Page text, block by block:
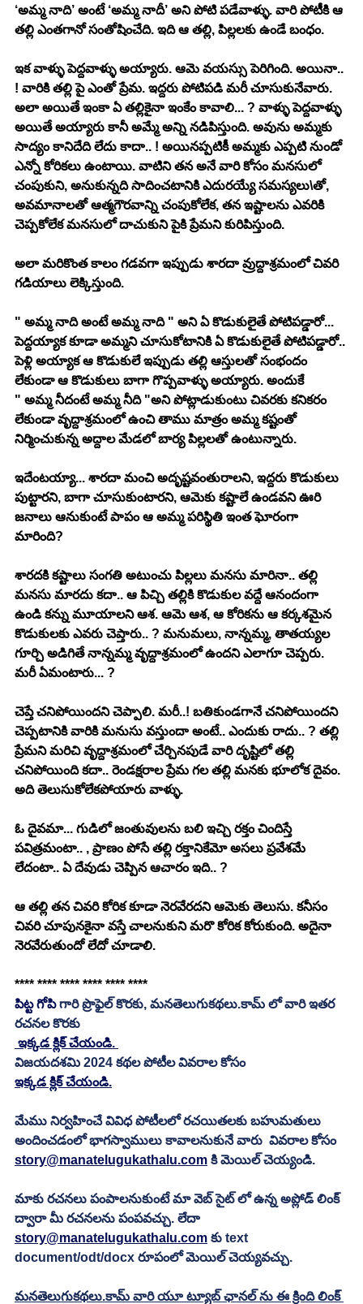
‘అమ్మ నాది’ అంటే ‘అమ్మ నాదీ’ అని పోటి పడేవాళ్ళు. వారి పోటీకి ఆ
తల్లి ఎంతగానో సంతోషించేది. ఇది ఆ తల్లి, పిల్లలకు ఉండే బంధం.
ఇక వాళ్ళు పెద్దవాళ్ళు అయ్యారు. ఆమె వయస్సు పెరిగింది. అయినా..
! వారికి తల్లి పై ఎంతో ప్రేమ. ఇద్దరు పోటిపడి మరీ చూసుకునేవారు.
అలా అయితే ఇంకా ఏ తల్లికైనా ఇంకేం కావాలి... ? వాళ్ళు పెద్దవాళ్ళు
అయితే అయ్యారు కానీ అమ్మే అన్ని నడిపిస్తుంది. అవును అమ్మకు
సాద్యం కానిదేది లేదు కాదా.. ! అయినప్పటికీ అమ్మకు ఎప్పటి నుండో
ఎన్నో కోరికలు ఉంటాయి. వాటిని తన అనే వారి కోసం మనసులో
చంపుకుని, అనుకున్నది సాదించటానికి ఎదురయ్యే సమస్యలు\తో,
అవమానాలతో ఆత్మగౌరవాన్ని చంపుకోలేక, తన ఇష్టాలను ఎవరికి
చెప్పకోలేక మనసులో దాచుకుని పైకి ప్రేమని కురిపిస్తుంది.
అలా మరికొంత కాలం గడవగా ఇప్పుడు శారదా వ్రుద్దాశ్రమంలో చివరి
గడియాలు లెక్కిస్తుంది.
" అమ్మ నాది అంటే అమ్మ నాది " అని ఏ కొడుకులైతే పోటిపడ్డారో...
పెద్దయ్యాక కూడా అమ్మని చూసుకోటానికి ఏ కొడుకులైతే పోటిపడ్డారో..
పెళ్లి అయ్యాక ఆ కొడుకులే ఇప్పుడు తల్లి ఆస్తులతో సంభందం
లేకుండా ఆ కొడుకులు బాగా గొప్పవాళ్ళు అయ్యారు. అందుకే
" అమ్మ నీదంటే అమ్మ నీది "అని పోట్లాడుకుంటు చివరకు కనికరం
లేకుండా వృద్దాశ్రమంలో ఉంచి తాము మాత్రం అమ్మ కష్టంతో
నిర్మించుకున్న అద్దాల మేడలో బార్య పిల్లలతో ఉంటున్నారు.
ఇదేంటయ్యా... శారదా మంచి అదృష్టవంతురాలని, ఇద్దరు కొడుకులు
పుట్టారని, బాగా చూసుకుంటారని, ఆమెకు కష్టాలే ఉండవని ఊరి
జనాలు ఆనుకుంటే పాపం ఆ అమ్మ పరిస్థితి ఇంత ఘోరంగా
మారింది?
శారదకి కష్టాలు సంగతి అటుంచు పిల్లలు మనసు మారినా.. తల్లి
మనసు మారదు కదా.. ఆ పిచ్చి తల్లికి కొడుకుల వద్దే ఆనందంగా
ఉండి కన్ను మూయాలని ఆశ. ఆమె ఆశ, ఆ కోరికను ఆ కర్కశమైన
కొడుకులకు ఎవరు చెప్తారు.. ? మనుమలు, నాన్నమ్మ, తాతయ్యల
గూర్చి అడిగితే నాన్నమ్మ వృద్దాశ్రమంలో ఉందని ఎలాగూ చెప్పరు.
మరీ ఏమంటారు... ?
చెప్తే చనిపోయిందని చెప్పాలి. మరీ..! బతికుండగానే చనిపోయిందని
చెప్పటానికి వారికి మనుసు వస్తుందా అంటే.. ఎందుకు రాదు.. ? తల్లి
ప్రేమని మరిచి వృద్దాశ్రమంలో చేర్చినపుడే వారి దృష్టిలో తల్లి
చనిపోయింది కదా.. రెండక్షరాల ప్రేమ గల తల్లి మనకు భూలోక దైవం.
అది తెలుసుకోలేకపోయారు వాళ్ళు.
ఓ దైవమా... గుడిలో జంతువులను బలి ఇచ్చి రక్తం చిందిస్తే
పవిత్రమంటా.. , ప్రాణం పోసే తల్లి రక్తానికేమో అసలు ప్రవేశమే
లేదంటా.. ఏ దేవుడు చెప్పిన ఆచారం ఇది.. ?
ఆ తల్లి తన చివరి కోరిక కూడా నెరవేరదని ఆమెకు తెలుసు. కనీసం
చివరి చూపునకైనా వస్తే చాలనుకుని మరొ కోరిక కోరుకుంది. అదైనా
నెరవేరుతుందో లేదో చూడాలి.
**** **** **** **** **** ****
పిట్ట గోపి గారి ప్రొఫైల్ కొరకు, మనతెలుగుకథలు.కామ్ లో వారి ఇతర
రచనల కొరకు
ఇక్కడ క్లిక్ చేయండి.
విజయదశమి 2024 కథల పోటీల వివరాల కోసం
ఇక్కడ క్లిక్ చేయండి.
మేము నిర్వహించే వివిధ పోటీలలో రచయితలకు బహుమతులు
అందించడంలో భాగస్వాములు కావాలనుకునే వారు  వివరాల కోసం
story@manatelugukathalu.com కి మెయిల్ చెయ్యండి.
మాకు రచనలు పంపాలనుకుంటే మా వెబ్ సైట్ లో ఉన్న అప్లోడ్ లింక్
ద్వారా మీ రచనలను పంపవచ్చు. లేదా
story@manatelugukathalu.com కు text
document/odt/docx రూపంలో మెయిల్ చెయ్యవచ్చు.
మనతెలుగుకథలు.కామ్ వారి యూ ట్యూబ్ ఛానల్ ను ఈ క్రింది లింక్